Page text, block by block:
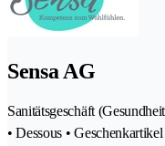
Sensa AG
Sanitätsgeschäft
• Dessous •